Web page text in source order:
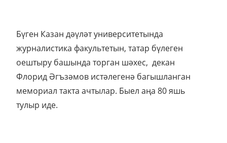
Бүген Казан дәүләт университетында
журналистика факультетын, татар бүлеген
оештыру башында торган шәхес, декан
Флорид Әгъзәмов истәлегенә багышланган
мемориал такта ачтылар. Быел аңа 80 яшь
тулыр иде.